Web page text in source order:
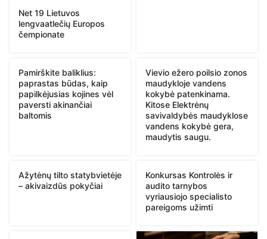
Net 19 Lietuvos
lengvaatlečių Europos
čempionate
Pamirškite baliklius:
paprastas būdas, kaip
papilkėjusias kojines vėl
paversti akinančiai
baltomis
Vievio ežero poilsio zonos
maudykloje vandens
kokybė patenkinama.
Kitose Elektrėnų
savivaldybės maudyklose
vandens kokybė gera,
maudytis saugu.
Ažytėnų tilto statybvietėje
– akivaizdūs pokyčiai
Konkursas Kontrolės ir
audito tarnybos
vyriausiojo specialisto
pareigoms užimti